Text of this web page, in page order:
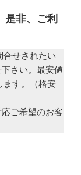
是非、ご利
せされたい
さい。最安値
ます。（格安
ご希望のお客